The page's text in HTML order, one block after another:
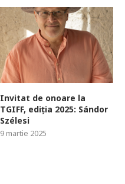
Invitat de onoare la
TGIFF, ediția 2025: Sándor
Szélesi
9 martie 2025